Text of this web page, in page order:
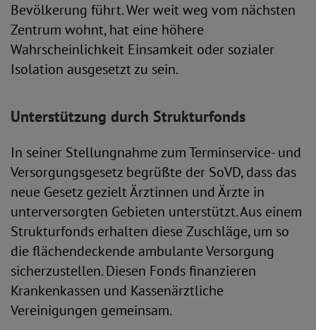
Bevölkerung führt. Wer weit weg vom nächsten
Zentrum wohnt, hat eine höhere
Wahrscheinlichkeit Einsamkeit oder sozialer
Isolation ausgesetzt zu sein.
Unterstützung durch Strukturfonds
In seiner Stellungnahme zum Terminservice- und
Versorgungsgesetz begrüßte der SoVD, dass das
neue Gesetz gezielt Ärztinnen und Ärzte in
unterversorgten Gebieten unterstützt. Aus einem
Strukturfonds erhalten diese Zuschläge, um so
die flächendeckende ambulante Versorgung
sicherzustellen. Diesen Fonds finanzieren
Krankenkassen und Kassenärztliche
Vereinigungen gemeinsam.